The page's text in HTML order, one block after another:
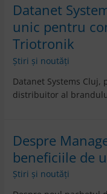
Datanet
unic pentru
Triotronik
Știri și noutăți
Datanet Systems
distribuitor al
Despre
beneficiile
Știri și noutăți